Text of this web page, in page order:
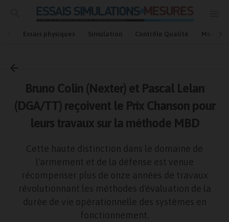
Essais physiques Simulation Contrôle Qualité Mesures
Accueil
Armement / défense
Bruno Colin (Nexter) et Pascal Lelan
(DGA/TT) reçoivent le Prix Chanson pour
leurs travaux sur la méthode MBD
Cette haute distinction dans le domaine de
l'armement et de la défense est venue
récompenser plus de onze années de travaux
révolutionnant les méthodes d'évaluation de la
durée de vie opérationnelle des systèmes en
fonctionnement.